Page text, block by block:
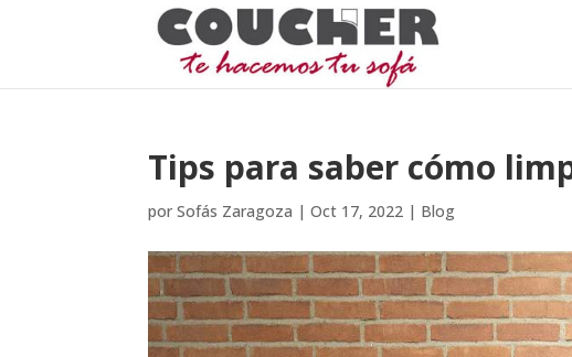
Tips para saber cómo
porSofás Zaragoza |Oct 17, 2022 | Blog